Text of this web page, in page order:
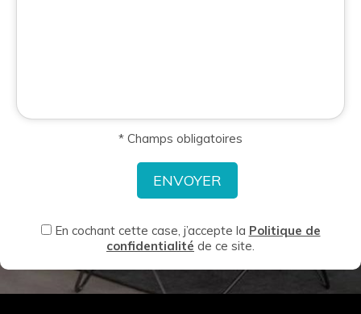
* Champs obligatoires
En cochant cette case, j’accepte la Politique de
confidentialité de ce site.